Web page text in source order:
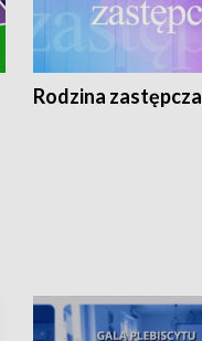
Rodzina zastępcza